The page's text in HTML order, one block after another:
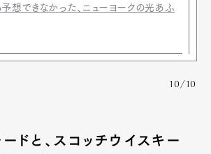
想できなかった、ニューヨークの光あふ
10/10
ードと、スコッチウイスキー